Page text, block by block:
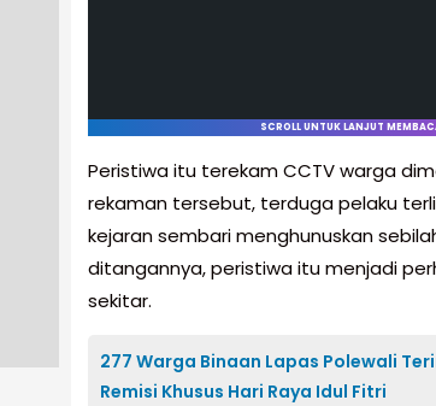
SCROLL UNTUK LANJUT
Peristiwa itu terekam CCTV warga
rekaman tersebut, terduga pelaku
kejaran sembari menghunuskan
ditangannya, peristiwa itu menjadi
sekitar.
277 Warga Binaan Lapas Polewali
Remisi Khusus Hari Raya Idul Fitri